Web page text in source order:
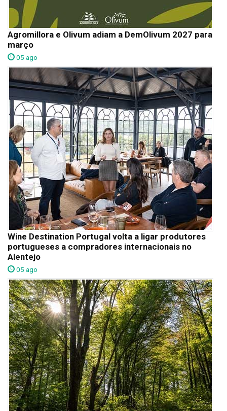
Agromillora e Olivum adiam a DemOlivum 2027 para
março
05 ago
Wine Destination Portugal volta a ligar produtores
portugueses a compradores internacionais no
Alentejo
05 ago